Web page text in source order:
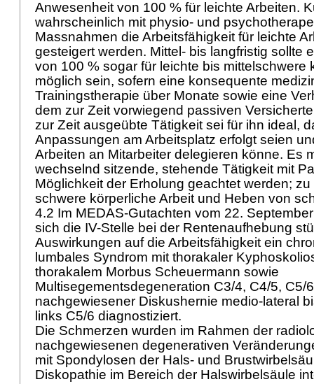
Anwesenheit von 100 % für leichte Arbeiten.
wahrscheinlich mit physio- und
Massnahmen die Arbeitsfähigkeit für leichte
gesteigert werden. Mittel- bis langfristig sollte
von 100 % sogar für leichte bis mittelschwere
möglich sein, sofern eine konsequente
Trainingstherapie über Monate sowie eine
dem zur Zeit vorwiegend passiven
zur Zeit ausgeübte Tätigkeit sei für ihn ideal,
Anpassungen am Arbeitsplatz erfolgt seien
Arbeiten an Mitarbeiter delegieren könne. Es
wechselnd sitzende, stehende Tätigkeit mit
Möglichkeit der Erholung geachtet werden;
schwere körperliche Arbeit und Heben von
4.2 Im MEDAS-Gutachten vom 22.
sich die IV-Stelle bei der Rentenaufhebung
Auswirkungen auf die Arbeitsfähigkeit ein
lumbales Syndrom mit thorakaler
thorakalem Morbus Scheuermann sowie
Multisegementsdegeneration C3/4, C4/5, C5/
nachgewiesener Diskushernie medio-lateral
links C5/6 diagnostiziert.
Die Schmerzen wurden im Rahmen der
nachgewiesenen degenerativen
mit Spondylosen der Hals- und
Diskopathie im Bereich der Halswirbelsäule